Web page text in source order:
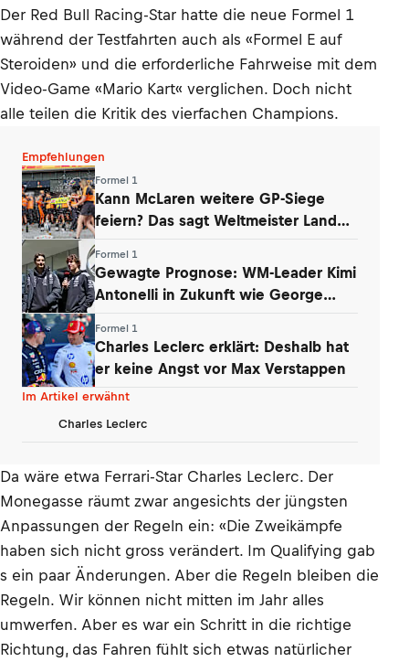
Der Red Bull Racing-Star hatte die neue Formel 1
während der Testfahrten auch als «Formel E auf
Steroiden» und die erforderliche Fahrweise mit dem
Video-Game «Mario Kart« verglichen. Doch nicht
alle teilen die Kritik des vierfachen Champions.
Empfehlungen
Formel 1
Kann McLaren weitere GP-Siege
feiern? Das sagt Weltmeister Lando
Formel 1
Gewagte Prognose: WM-Leader Kimi
Antonelli in Zukunft wie George
Formel 1
Charles Leclerc erklärt: Deshalb hat
er keine Angst vor Max Verstappen
Im Artikel erwähnt
Charles Leclerc
Da wäre etwa Ferrari-Star Charles Leclerc. Der
Monegasse räumt zwar angesichts der jüngsten
Anpassungen der Regeln ein: «Die Zweikämpfe
haben sich nicht gross verändert. Im Qualifying gab
s ein paar Änderungen. Aber die Regeln bleiben die
Regeln. Wir können nicht mitten im Jahr alles
umwerfen. Aber es war ein Schritt in die richtige
Richtung, das Fahren fühlt sich etwas natürlicher